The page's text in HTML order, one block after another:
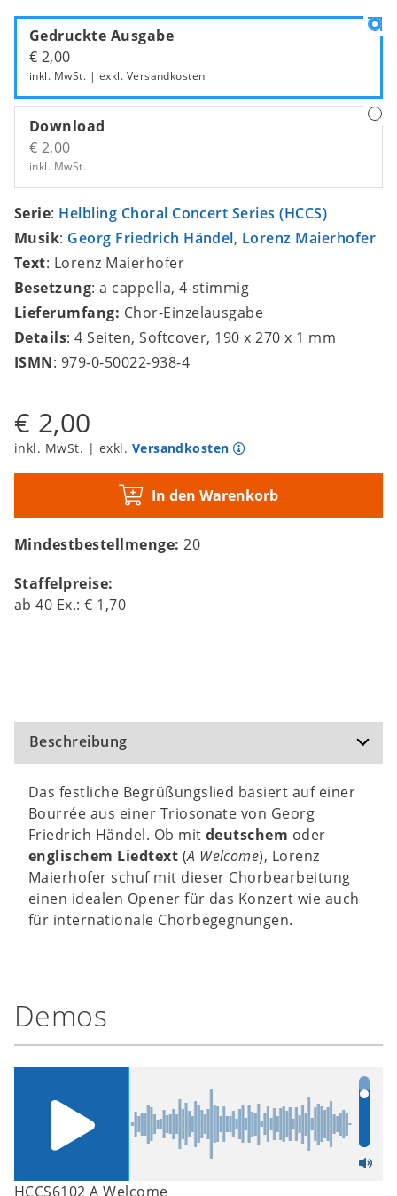
Gedruckte Ausgabe
€ 2,00
inkl. MwSt. | exkl. Versandkosten
Download
€ 2,00
inkl. MwSt.
Serie: Helbling Choral Concert Series (HCCS)
Musik: Georg Friedrich Händel, Lorenz Maierhofer
Text: Lorenz Maierhofer
Besetzung: a cappella, 4-stimmig
Lieferumfang: Chor-Einzelausgabe
Details: 4 Seiten, Softcover, 190 x 270 x 1 mm
ISMN: 979-0-50022-938-4
€ 2,00
inkl. MwSt. | exkl. Versandkosten
In den Warenkorb
Mindestbestellmenge:20
Staffelpreise:
ab40 Ex.:€ 1,70
Beschreibung
Das festliche Begrüßungslied basiert auf einer
Bourrée aus einer Triosonate von Georg
Friedrich Händel. Ob mit deutschem oder
englischem Liedtext (A Welcome), Lorenz
Maierhofer schuf mit dieser Chorbearbeitung
einen idealen Opener für das Konzert wie auch
für internationale Chorbegegnungen.
Demos
HCCS6102 A Welcome